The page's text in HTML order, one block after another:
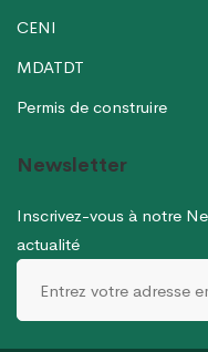
CENI
MDATDT
Permis de construire
Newsletter
Inscrivez-vous à notre
actualité